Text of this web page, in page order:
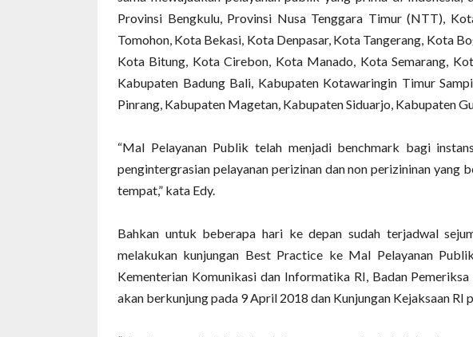
Provinsi Bengkulu, Provinsi Nusa Tenggara Timur (NTT),
Tomohon, Kota Bekasi, Kota Denpasar, Kota Tangerang, Kota
Kota Bitung, Kota Cirebon, Kota Manado, Kota Semarang,
Kabupaten Badung Bali, Kabupaten Kotawaringin Timur
Pinrang, Kabupaten Magetan, Kabupaten Siduarjo, Kabupaten
“Mal Pelayanan Publik telah menjadi benchmark bagi
pengintergrasian pelayanan perizinan dan non perizininan yang
tempat,” kata Edy.
Bahkan untuk beberapa hari ke depan sudah terjadwal
melakukan kunjungan Best Practice ke Mal Pelayanan
Kementerian Komunikasi dan Informatika RI, Badan
akan berkunjung pada 9 April 2018 dan Kunjungan Kejaksaan RI